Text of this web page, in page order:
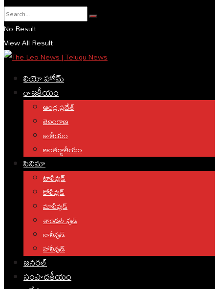
No Result
View All Result
లియో హోమ్
రాజకీయం
ఆంధ్ర ప్రదేశ్
తెలంగాణ
జాతీయం
అంతర్జాతీయం
సినిమా
టాలీవుడ్
కోలీవుడ్
మాలీవుడ్
శాండల్ వుడ్
బాలీవుడ్
హాలీవుడ్
జనరల్
సంపాదకీయం